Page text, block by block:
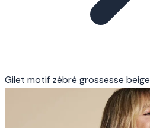
Gilet motif zébré grossesse beige